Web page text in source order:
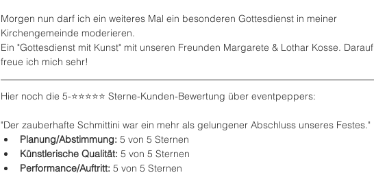
Morgen nun darf ich ein weiteres Mal ein besonderen Gottesdienst in meiner
Kirchengemeinde moderieren.
Ein "Gottesdienst mit Kunst" mit unseren Freunden Margarete & Lothar Kosse. Darauf
freue ich mich sehr!
Hier noch die 5-⭐️⭐️⭐️⭐️⭐️ Sterne-Kunden-Bewertung über eventpeppers:
"Der zauberhafte Schmittini war ein mehr als gelungener Abschluss unseres Festes."
Planung/Abstimmung: 5 von 5 Sternen
Künstlerische Qualität: 5 von 5 Sternen
Performance/Auftritt: 5 von 5 Sternen